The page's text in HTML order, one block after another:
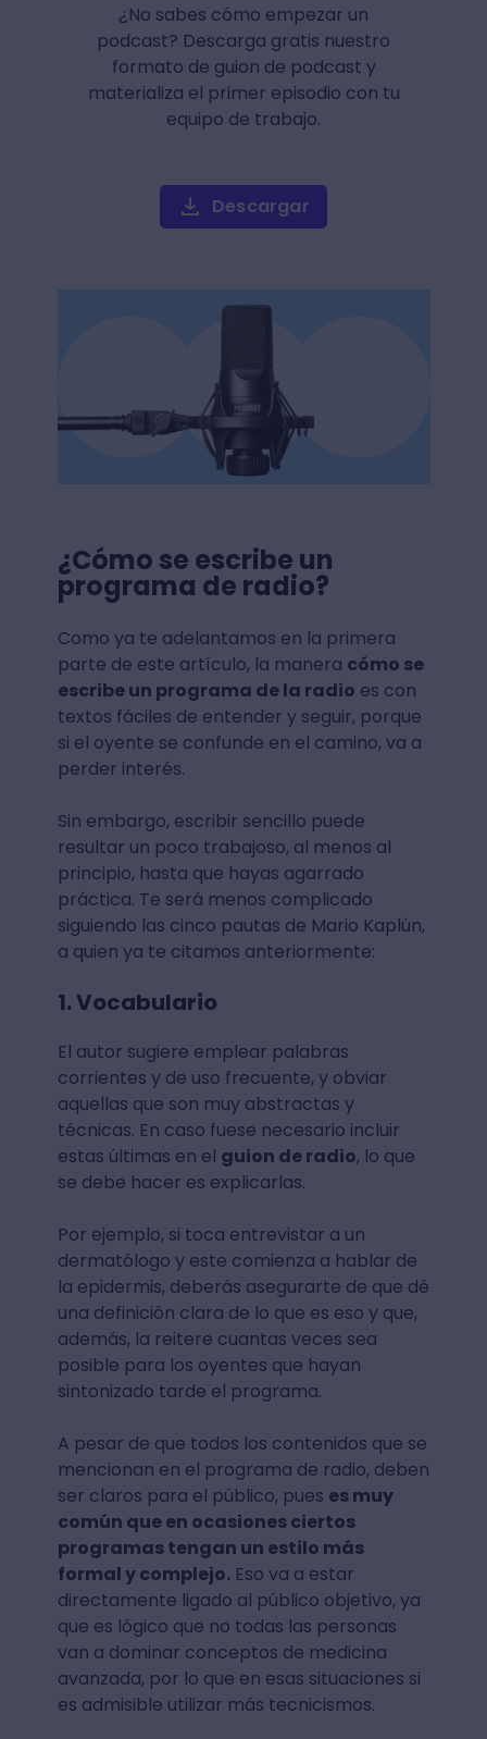
¿No sabes cómo empezar un
podcast? Descarga gratis nuestro
formato de guion de podcast y
materializa el primer episodio con tu
equipo de trabajo.
Descargar
¿Cómo se escribe un
programa de radio?
Como ya te adelantamos en la primera
parte de este artículo, la manera cómo se
escribe un programa de la radio es con
textos fáciles de entender y seguir, porque
si el oyente se confunde en el camino, va a
perder interés.
Sin embargo, escribir sencillo puede
resultar un poco trabajoso, al menos al
principio, hasta que hayas agarrado
práctica. Te será menos complicado
siguiendo las cinco pautas de Mario Kaplún,
a quien ya te citamos anteriormente:
1. Vocabulario
El autor sugiere emplear palabras
corrientes y de uso frecuente, y obviar
aquellas que son muy abstractas y
técnicas. En caso fuese necesario incluir
estas últimas en el guion de radio, lo que
se debe hacer es explicarlas.
Por ejemplo, si toca entrevistar a un
dermatólogo y este comienza a hablar de
la epidermis, deberás asegurarte de que dé
una definición clara de lo que es eso y que,
además, la reitere cuantas veces sea
posible para los oyentes que hayan
sintonizado tarde el programa.
A pesar de que todos los contenidos que se
mencionan en el programa de radio, deben
ser claros para el público, pues es muy
común que en ocasiones ciertos
programas tengan un estilo más
formal y complejo.Eso va a estar
directamente ligado al público objetivo, ya
que es lógico que no todas las personas
van a dominar conceptos de medicina
avanzada, por lo que en esas situaciones si
es admisible utilizar más tecnicismos.